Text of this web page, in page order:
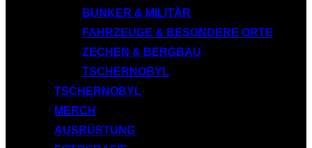
BUNKER & MILITÄR
FAHRZEUGE & BESONDERE ORTE
ZECHEN & BERGBAU
TSCHERNOBYL
TSCHERNOBYL
MERCH
AUSRÜSTUNG